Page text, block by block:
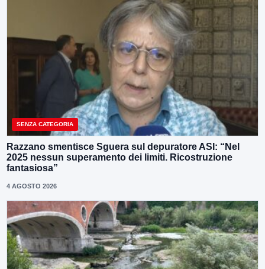
SENZA CATEGORIA
Razzano smentisce Sguera sul depuratore ASI: “Nel
2025 nessun superamento dei limiti. Ricostruzione
fantasiosa”
4 AGOSTO 2026